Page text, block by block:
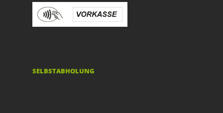
SELBSTABHOLUNG